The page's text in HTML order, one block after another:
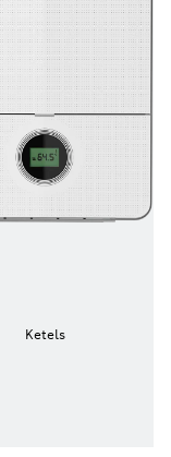
Ketels